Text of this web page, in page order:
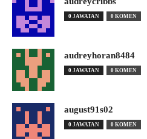
0 JAWATAN 0 KOMEN
audreyhoran8484
0 JAWATAN 0 KOMEN
august91s02
0 JAWATAN 0 KOMEN